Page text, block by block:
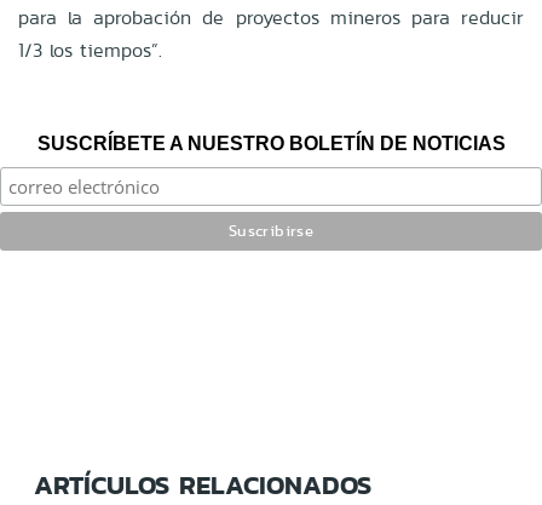
para la aprobación de proyectos mineros para reducir
1/3 los tiempos”.
SUSCRÍBETE A NUESTRO BOLETÍN DE NOTICIAS
ARTÍCULOS RELACIONADOS